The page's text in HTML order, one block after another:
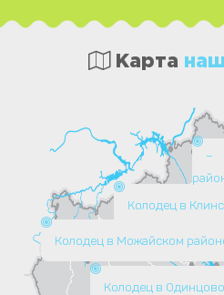
Карта
Колодец в Одинцово
Колодец в
Колодец в Можайском